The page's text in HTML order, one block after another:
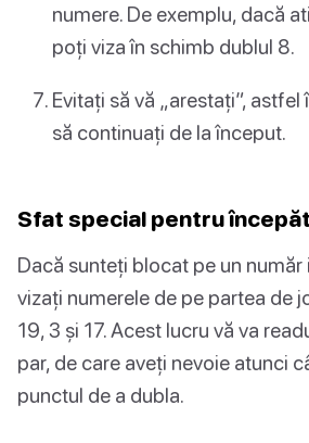
numere. De exemplu, dacă
poți viza în schimb dublul 8.
Evitați să vă „arestați”,
să continuați de la început.
Sfat special pentru
Dacă sunteți blocat pe un număr
vizați numerele de pe partea de
19, 3 și 17. Acest lucru vă va
par, de care aveți nevoie atunci
punctul de a dubla.